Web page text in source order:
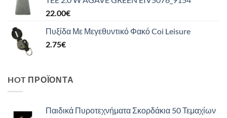
22.00€
Πυξίδα Με Μεγεθυντικό Φακό Coi Leisure
2.75€
HOT ΠΡΟΪΌΝΤΑ
Παιδικά Πυροτεχνήματα Σκορδάκια 50 Τεμαχίων